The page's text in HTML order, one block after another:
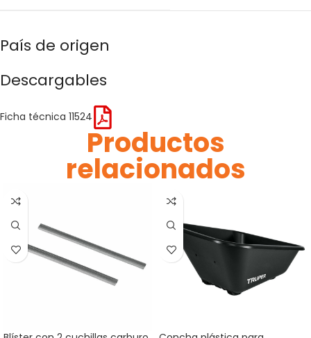
País de origen
Descargables
Ficha técnica 11524
Productos
relacionados